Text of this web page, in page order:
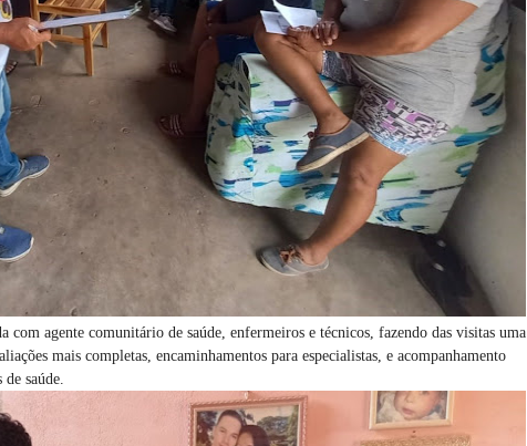
com agente comunitário de saúde, enfermeiros e técnicos, fazendo das visitas uma
mais completas, encaminhamentos para especialistas, e acompanhamento
saúde.